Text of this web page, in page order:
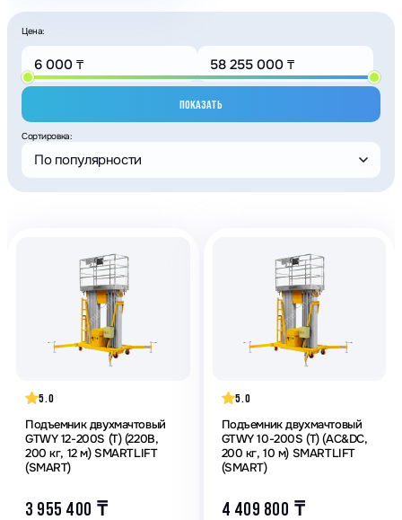
Цена:
ПОКАЗАТЬ
Сортировка:
По популярности
5.0
Подъемник двухмачтовый
GTWY 12-200S (T) (220В,
200 кг, 12 м) SMARTLIFT
(SMART)
3 955 400 ₸
5.0
Подъемник двухмачтовый
GTWY 10-200S (T) (AC&DC,
200 кг, 10 м) SMARTLIFT
(SMART)
4 409 800 ₸